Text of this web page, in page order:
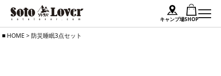
キャンプ場SHOP
SkipHOME >防災睡眠3点セット